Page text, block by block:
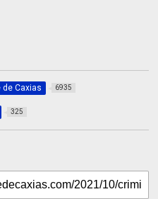
de Caxias 6935
325